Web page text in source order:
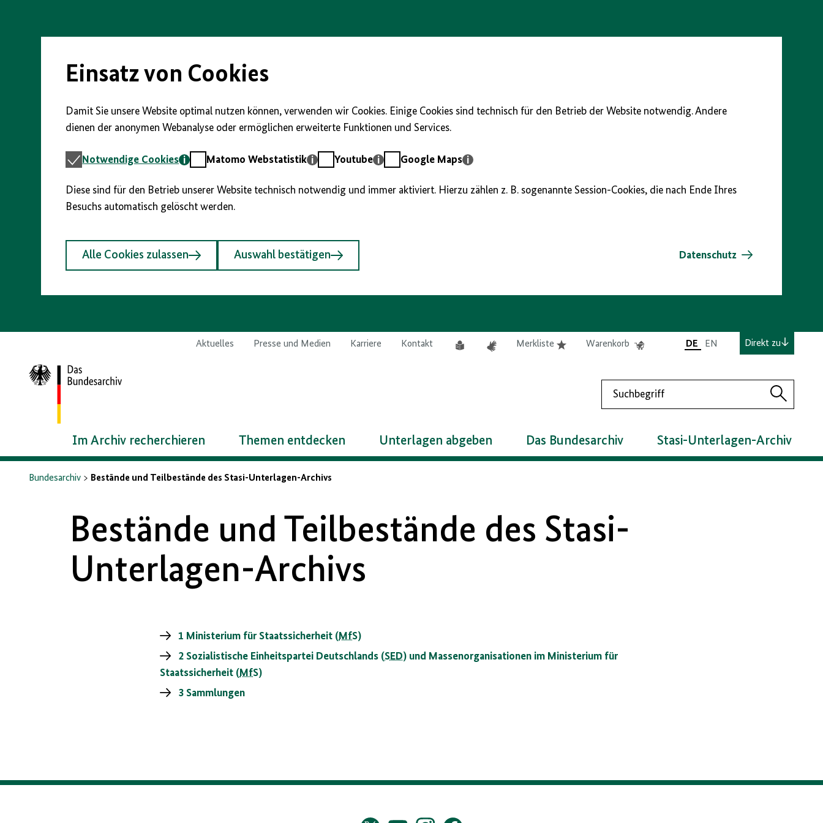
Seiteninhalt
Einsatz von Cookies
Damit Sie unsere Website optimal nutzen können, verwenden wir Cookies. Einige Cookies sind technisch für den Betrieb der Website notwendig. Andere
dienen der anonymen Webanalyse oder ermöglichen erweiterte Funktionen und Services.
Notwendige
Notwendige Cookies
MatomoMatomo Webstatistik YoutubeYoutube
GoogleGoogle Maps
Diese sind für den Betrieb unserer Website technisch notwendig und immer aktiviert. Hierzu zählen z. B. sogenannte Session-Cookies, die nach Ende Ihres
Besuchs automatisch gelöscht werden.
Alle Cookies zulassen Auswahl bestätigen Datenschutz
Aktuelles Presse und Medien Karriere Kontakt
Leichte
Gebärdensprache
Merkliste
ElementeWarenkorb
Elemente
Warenkorb
DE EN Direkt zu
Zur
Startseite
Suchen
Im Archiv recherchieren Themen entdecken Unterlagen abgeben Das Bundesarchiv Stasi-Unterlagen-Archiv
Bundesarchiv Bestände und Teilbestände des Stasi-Unterlagen-Archivs
Bestände und Teilbestände des Stasi-
Unterlagen-Archivs
1 Ministerium für Staatssicherheit ( MfS)
2 Sozialistische Einheitspartei Deutschlands (SED) und Massenorganisationen im Ministerium für
Staatssicherheit ( MfS)
3 Sammlungen